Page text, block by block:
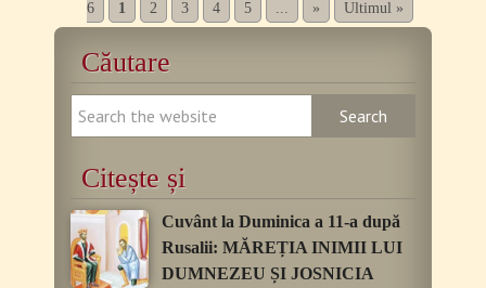
6
1 2 3 4 5 » Ultimul »
Căutare
Citește și
Cuvânt la Duminica a 11-a după
Rusalii: MĂREȚIA INIMII LUI
DUMNEZEU ȘI JOSNICIA